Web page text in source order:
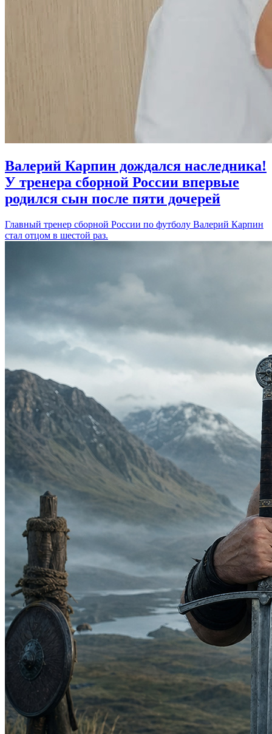
Валерий Карпин дождался наследника!
У тренера сборной России впервые
родился сын после пяти дочерей
Главный тренер сборной России по футболу Валерий Карпин
стал отцом в шестой раз.